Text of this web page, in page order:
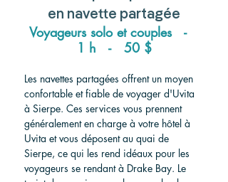
en navette partagée
Voyageurs solo et couples   -
1 h   -   50 $
Les navettes partagées offrent un moyen
confortable et fiable de voyager d'Uvita
à Sierpe. Ces services vous prennent
généralement en charge à votre hôtel à
Uvita et vous déposent au quai de
Sierpe, ce qui les rend idéaux pour les
voyageurs se rendant à Drake Bay. Le